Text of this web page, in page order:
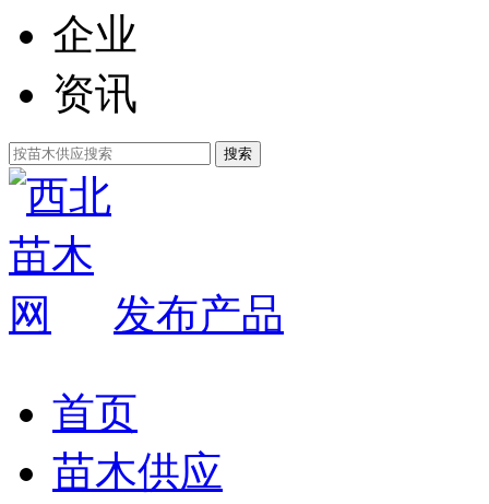
企业
资讯
发布产品
首页
苗木供应